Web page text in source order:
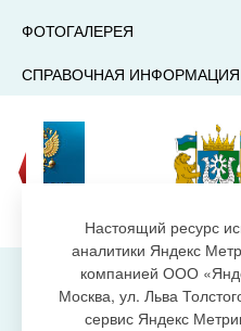
ФОТОГАЛЕРЕЯ
СПРАВОЧНАЯ ИНФОРМАЦИЯ
Энергетиков,
Настоящий ресурс
аналитики Яндекс
компанией ООО
Москва, ул. Льва
сервис Яндекс